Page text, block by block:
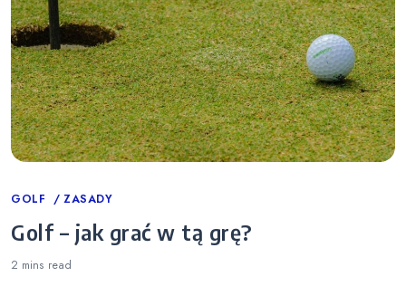
Categories
GOLF ZASADY
Golf – jak grać w tą grę?
2 mins read